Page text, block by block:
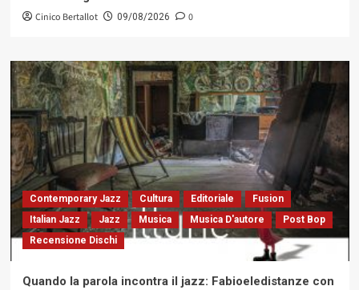
Cinico Bertallot 09/08/2026 0
Contemporary Jazz Cultura Editoriale
Fusion
Italian Jazz
Jazz Musica Musica D'autore
Post Bop
Recensione Dischi
Quando la parola incontra il jazz: Fabioeledistanze con